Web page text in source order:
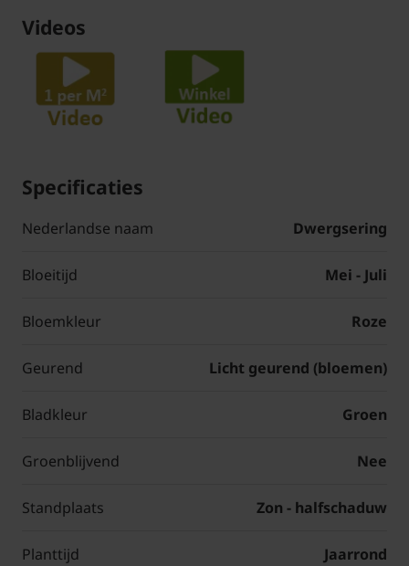
Videos
Specificaties
Nederlandse naam Dwergsering
Bloeitijd Mei - Juli
Bloemkleur Roze
Geurend Licht geurend (bloemen)
Bladkleur Groen
Groenblijvend Nee
Standplaats Zon - halfschaduw
Planttijd Jaarrond